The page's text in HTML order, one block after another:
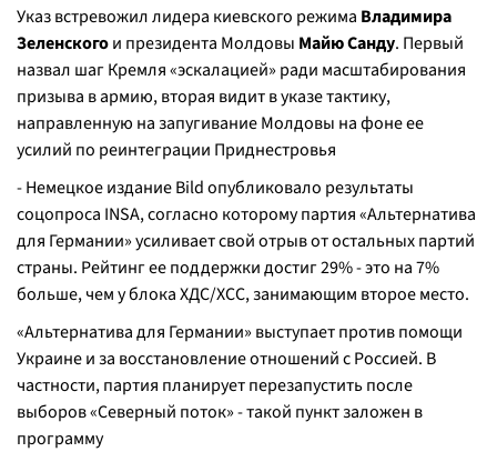
Указ встревожил лидера киевского режима Владимира
Зеленскогои президента Молдовы Майю Санду. Первый
назвал шаг Кремля «эскалацией» ради масштабирования
призыва в армию, вторая видит в указе тактику,
направленную на запугивание Молдовы на фоне ее
усилий по реинтеграции Приднестровья
- Немецкое издание Bild опубликовало результаты
соцопроса INSA, согласно которому партия «Альтернатива
для Германии» усиливает свой отрыв от остальных партий
страны. Рейтинг ее поддержки достиг 29% - это на 7%
больше, чем у блока ХДС/ХСС, занимающим второе место.
«Альтернатива для Германии» выступает против помощи
Украине и за восстановление отношений с Россией. В
частности, партия планирует перезапустить после
выборов «Северный поток» - такой пункт заложен в
программу